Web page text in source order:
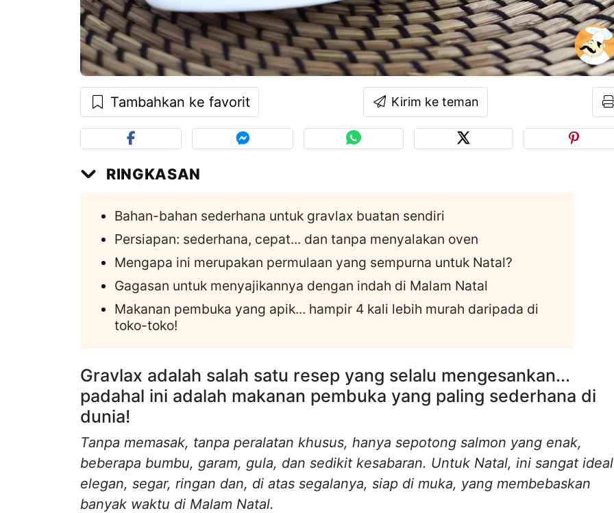
Tambahkan ke favorit Kirim ke teman
RINGKASAN
Bahan-bahan sederhana untuk gravlax buatan sendiri
Persiapan: sederhana, cepat... dan tanpa menyalakan oven
Mengapa ini merupakan permulaan yang sempurna untuk Natal?
Gagasan untuk menyajikannya dengan indah di Malam Natal
Makanan pembuka yang apik... hampir 4 kali lebih murah daripada di
toko-toko!
Gravlax adalah salah satu resep yang selalu mengesankan...
padahal ini adalah makanan pembuka yang paling sederhana di
dunia!
Tanpa memasak, tanpa peralatan khusus, hanya sepotong salmon yang enak,
beberapa bumbu, garam, gula, dan sedikit kesabaran. Untuk Natal, ini sangat
elegan, segar, ringan dan, di atas segalanya, siap di muka, yang membebaskan
banyak waktu di Malam Natal.